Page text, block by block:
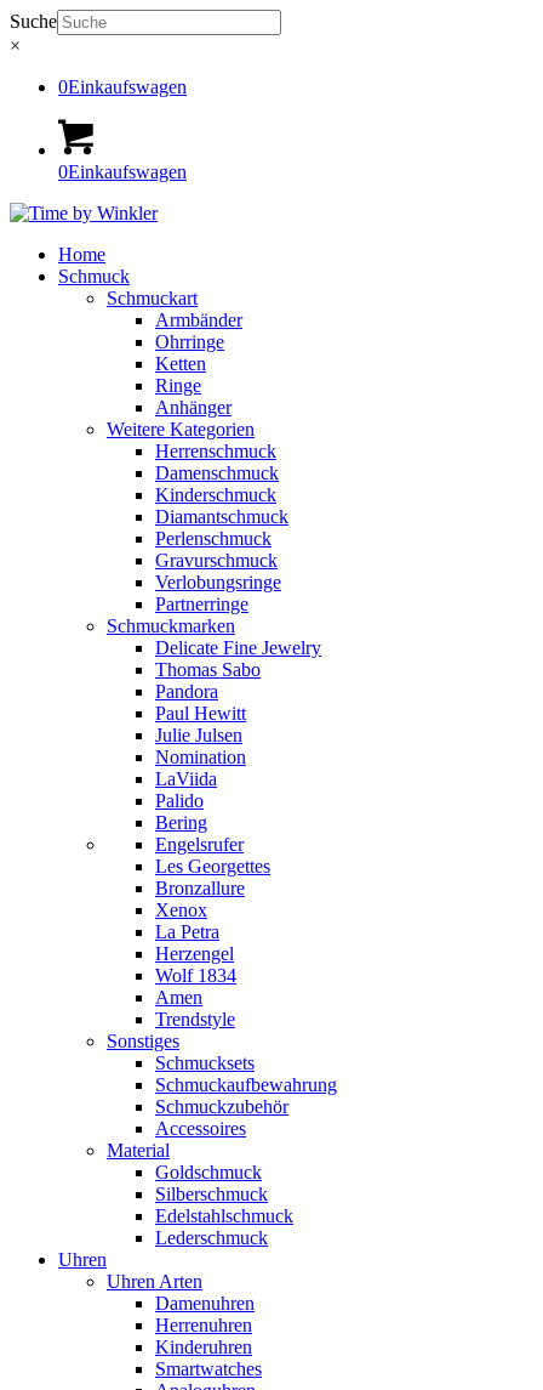
Suche
×
0Einkaufswagen
0Einkaufswagen
Home
Schmuck
Schmuckart
Armbänder
Ohrringe
Ketten
Ringe
Anhänger
Weitere Kategorien
Herrenschmuck
Damenschmuck
Kinderschmuck
Diamantschmuck
Perlenschmuck
Gravurschmuck
Verlobungsringe
Partnerringe
Schmuckmarken
Delicate Fine Jewelry
Thomas Sabo
Pandora
Paul Hewitt
Julie Julsen
Nomination
LaViida
Palido
Bering
Engelsrufer
Les Georgettes
Bronzallure
Xenox
La Petra
Herzengel
Wolf 1834
Amen
Trendstyle
Sonstiges
Schmucksets
Schmuckaufbewahrung
Schmuckzubehör
Accessoires
Material
Goldschmuck
Silberschmuck
Edelstahlschmuck
Lederschmuck
Uhren
Uhren Arten
Damenuhren
Herrenuhren
Kinderuhren
Smartwatches